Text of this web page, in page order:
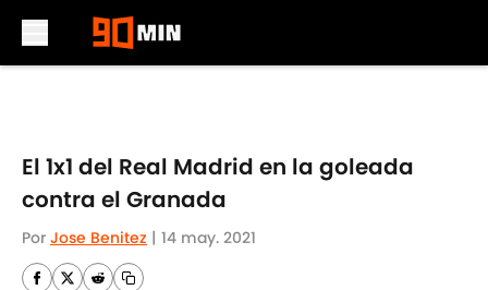
El 1x1 del Real Madrid en la goleada
contra el Granada
Por Jose Benitez | 14 may. 2021